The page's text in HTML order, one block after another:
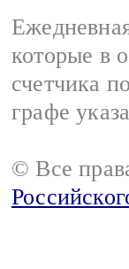
которые в
счетчика
графе
© Все